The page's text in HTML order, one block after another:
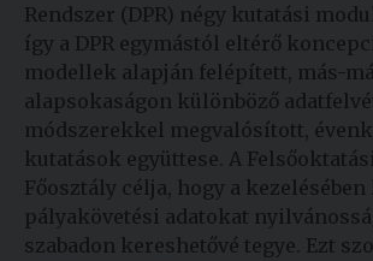
Rendszer (DPR) négy kutatási
így a DPR egymástól eltérő
modellek alapján felépített, más-
alapsokaságon különböző
módszerekkel megvalósított,
kutatások együttese. A
Főosztály célja, hogy a kezelésében
pályakövetési adatokat
szabadon kereshetővé tegye. Ezt